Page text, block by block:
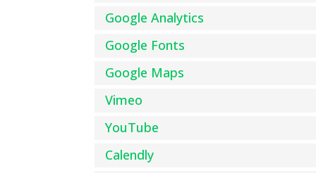
Google Analytics
Google Fonts
Google Maps
Vimeo
YouTube
Calendly